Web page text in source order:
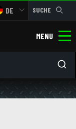
DE SUCHE
MENU